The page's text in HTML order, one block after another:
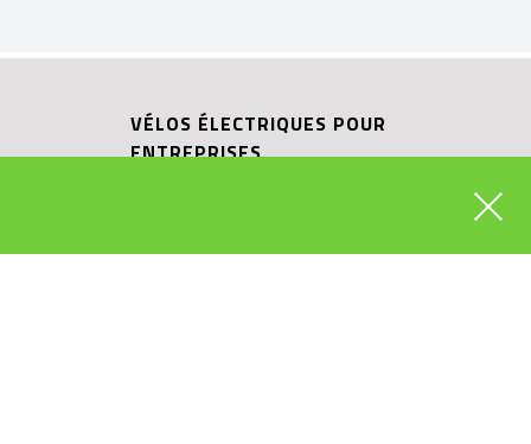
VÉLOS ÉLECTRIQUES POUR
ENTREPRISES
RIESE & MÜLLER CARGO HUB